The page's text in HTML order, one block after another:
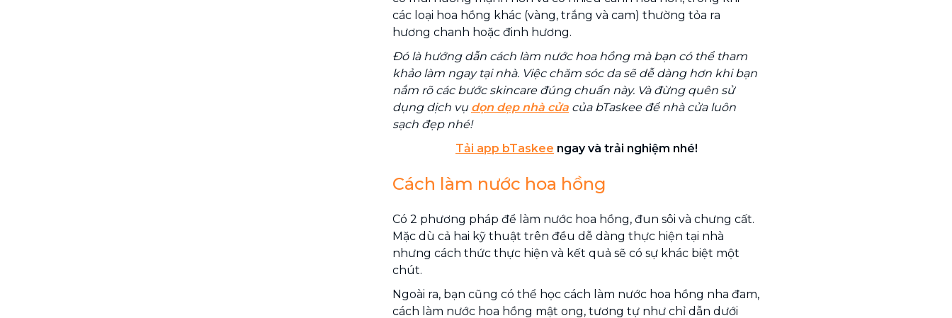
các loại hoa hồng khác (vàng, trắng và cam) thường tỏa ra
hương chanh hoặc đinh hương.
Đó là hướng dẫn cách làm nước hoa hồng mà bạn có thể tham
khảo làm ngay tại nhà. Việc chăm sóc da sẽ dễ dàng hơn khi bạn
nắm rõ các bước skincare đúng chuẩn này. Và đừng quên sử
dụng dịch vụ dọn dẹp nhà cửa của bTaskee để nhà cửa luôn
sạch đẹp nhé!
Tải app bTaskee ngay và trải nghiệm nhé!
Cách làm nước hoa hồng
Có 2 phương pháp để làm nước hoa hồng, đun sôi và chưng cất.
Mặc dù cả hai kỹ thuật trên đều dễ dàng thực hiện tại nhà
nhưng cách thức thực hiện và kết quả sẽ có sự khác biệt một
chút.
Ngoài ra, bạn cũng có thể học cách làm nước hoa hồng nha đam,
cách làm nước hoa hồng mật ong, tương tự như chỉ dẫn dưới